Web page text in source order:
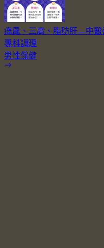
痛風、三高、脂肪肝—中醫
專科調理
男性保健